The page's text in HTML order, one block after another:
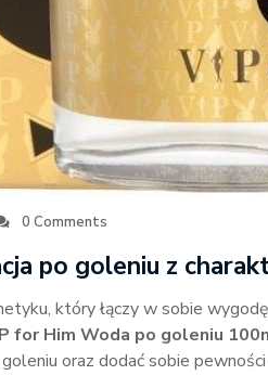
0 Comments
po goleniu z
który łączy w sobie
for Him Woda po goleniu
oraz dodać sobie pewności